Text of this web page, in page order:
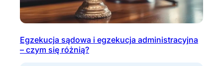
Egzekucja sądowa i egzekucja administracyjna
– czym się różnią?